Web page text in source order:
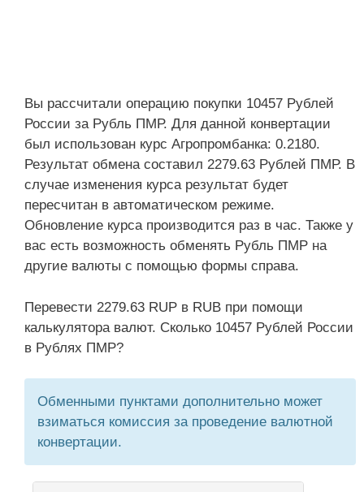
Вы рассчитали операцию покупки 10457 Рублей
России за Рубль ПМР. Для данной конвертации
был использован курс Агропромбанка: 0.2180.
Результат обмена составил 2279.63 Рублей ПМР. В
случае изменения курса результат будет
пересчитан в автоматическом режиме.
Обновление курса производится раз в час. Также у
вас есть возможность обменять Рубль ПМР на
другие валюты с помощью формы справа.
Перевести 2279.63 RUP в RUB при помощи
калькулятора валют. Сколько 10457 Рублей России
в Рублях ПМР?
Обменными пунктами дополнительно может
взиматься комиссия за проведение валютной
конвертации.